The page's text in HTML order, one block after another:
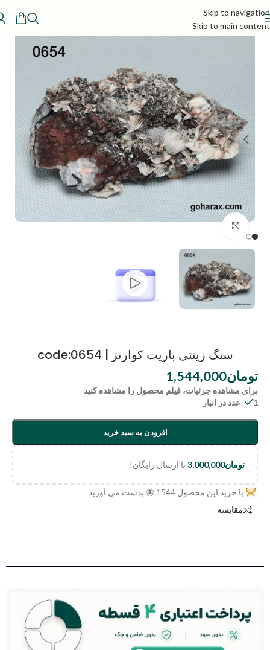
Skip to navigation
Skip to main content
سنگ زینتی باریت کوارتز | code:0654
تومان1,544,000
برای مشاهده جزئیات، فیلم محصول را مشاهده کنید
1 عدد در انبار
افزودن به سبد خرید
تومان3,000,000تا ارسال رایگان!
با خرید این محصول 1544 🦋 بدست می آورید
مقایسه